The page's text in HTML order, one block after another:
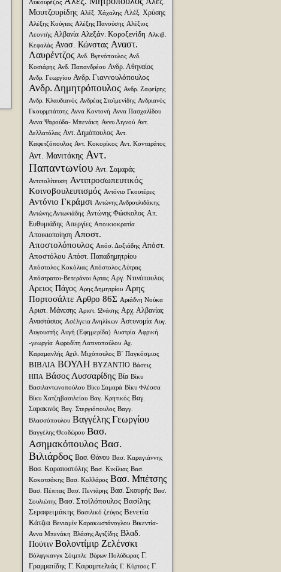
Λυκουρέζος
Μουτζουρίδης Αλέξ. Χάχαλης Αλέξ. Χρύσης
Αλέξης Κούγιας Αλέξης Πανούσης Αλέξιος
Λεοντής Αλβανία Αλεξάν. Κοροξενίδη Αλκιβ.
Κεφαλάς Ανασ. Κώνστας Αναστ.
Λαυρέντζος Ανδ. Βγενόπουλος Ανδ.
Κοσιάρης Ανδ. Παπανδρέου Ανδρ. Αθηναίος
Ανδρ. Γεωργίου Ανδρ. Γιαννουλόπουλος
Ανδρ. Δημητρόπουλος Ανδρ. Ζαφείρης
Ανδρ. Κλαυδιανός Ανδρέας Στοϊμενίδης Ανδριανός
Γκουρμπάτσης Αννα Κοντονή Αννα Πασχαλίδου
Αννα Ψαρούδα- Μπενάκη Αννυ Λιγνού Αντ.
Δελλατόλας Αντ. Δημόπουλος Αντ.
Καφετζόπουλος Αντ. Κοκορίκος Αντ. Κονταράτος
Αντ. Μανιτάκης Αντ.
Παπαντωνίου Αντ. Σαμαράς
Αντιπολίτευση Αντιπροσωπευτικός
Κοινοβουλευτισμός Αντόνιο Γκουτέρες
Αντόνιο Γκράμσι Αντώνης Ανδρουλιδάκης
Αντώνης Αντωνιάδης Αντώνης Φώσκολος Απ.
Ευθυμιάδης Απεργίες Αποικιοκρατία
Αποικιοποίηση Αποστ.
Αποστολόπουλος Απόσ. Δοξιάδης Απόστ.
Αποστόλου Απόστ. Παπαδημητρίου
Απόστολος Κοκόλιας Απόστολος Λύτρας
Απόστρατοι-Βετεράνοι Αρτας Αργ. Ντινόπουλος
Αρειος Πάγος Αρης Δημητρίου Αρης
Πορτοσάλτε Αρθρο 86Σ Αριάδνη Nούκα
Αριστ. Μάνεσης Αριστ. Ωνάσης Αρχ. Αλβανίας
Αναστάσιος Ασέλγεια Ανηλίκων Αστυνομία Αυγ.
Αυγουστής Αυγή (Εφημερίδα) Αυστρία Αφρική
-γεωργία Αφροδίτη Λατινοπούλου Αχ.
Καραμανλής Αχιλ. Μιχόπουλος Β΄ Παγκόσμιος
ΒΙΒΛΙΑ ΒΟΥΛΗ ΒΥΖΑΝΤΙΟ Βάσεις
ΗΠΑ Βάσος Λυσσαρίδης Βία Βίκυ
Βασιλαντωνοπούλου Βίκυ Σαμαρά Βίκυ Φλέσσα
Βίκυ Χατζηβασιλείου Βαγ. Κρητικός Βαγ.
Σαρακινός Βαγ. Στεργιόπουλος Βαγγ.
Βλασσόπουλου Βαγγέλης Γεωργίου
Βαγγέλης Θεοδώρου Βασ.
Ασημακόπουλος Βασ.
Βιλιάρδος Βασ. Θάνου Βασ. Καραγιάννης
Βασ. Καραποστόλης Βασ. Κικίλιας Βασ.
Κοκοτσάκης Βασ. Κολλάρος Βασ. Μπέτσης
Βασ. Πέππας Βασ. Πεντάρης Βασ. Σκουρής Βασ.
Σουλιώτης Βασ. Στοϊλόπουλος Βασίλης
Σεραφειμάκης Βασιλικό ζεύγος Βενετία
Κάτζια Βενιαμίν Καρακωστάνογλου Βικεντία-
Αννα Μπενάκη Βλάσης Αγτζίδης Βλαδ.
Πούτιν Βολοντίμιρ Ζελένσκι
Βόλφγκανγκ Σόιμπλε Βύρων Πολύδωρας Γ.
Γραμματίδης Γ. Καραμπελιάς Γ. Κύρτσος Γ.